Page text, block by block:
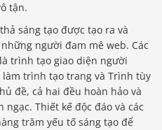
tận.
sáng tạo được tạo ra và
người đam mê web. Các
trình tạo giao diện người
trình tạo trang và Trình tùy
đề, cả hai đều hoàn hảo và
Thiết kế độc đáo và các
trăm yếu tố sáng tạo để